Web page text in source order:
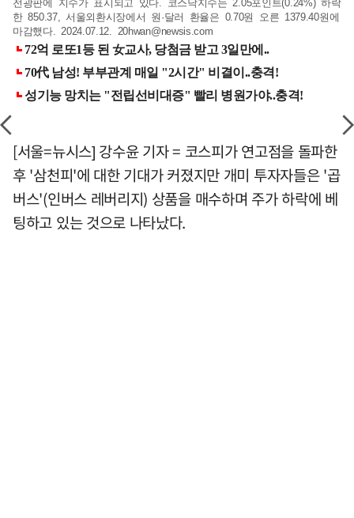
전광판에 지수가 표시되고 있다. 코스닥지수는 2.05포인트(0.24%) 하락
한 850.37, 서울외환시장에서 원·달러 환율은 0.70원 오른 1379.40원에
마감했다. 2024.07.12. 20hwan@newsis.com
[서울=뉴시스] 강수윤 기자 = 코스피가 연고점을 돌파한
후 '삼천피'에 대한 기대가 커졌지만 개미 투자자들은 '곱
버스'(인버스 레버리지) 상품을 매수하며 주가 하락에 베
팅하고 있는 것으로 나타났다.